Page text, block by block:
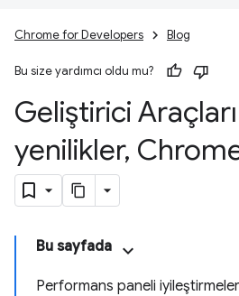
Chrome for Developers Blog
Bu size yardımcı oldu mu?
Geliştirici
yenilikler,
Bu sayfada
Performans paneli